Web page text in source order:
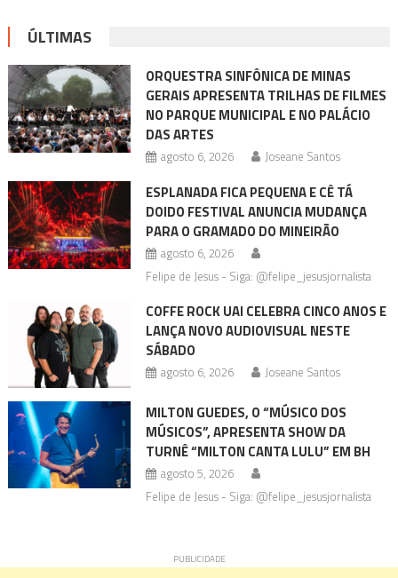
ÚLTIMAS
ORQUESTRA SINFÔNICA DE MINAS
GERAIS APRESENTA TRILHAS DE FILMES
NO PARQUE MUNICIPAL E NO PALÁCIO
DAS ARTES
agosto 6, 2026 Joseane Santos
ESPLANADA FICA PEQUENA E CÊ TÁ
DOIDO FESTIVAL ANUNCIA MUDANÇA
PARA O GRAMADO DO MINEIRÃO
agosto 6, 2026
Felipe de Jesus - Siga: @felipe_jesusjornalista
COFFE ROCK UAI CELEBRA CINCO ANOS E
LANÇA NOVO AUDIOVISUAL NESTE
SÁBADO
agosto 6, 2026 Joseane Santos
MILTON GUEDES, O “MÚSICO DOS
MÚSICOS”, APRESENTA SHOW DA
TURNÊ “MILTON CANTA LULU” EM BH
agosto 5, 2026
Felipe de Jesus - Siga: @felipe_jesusjornalista